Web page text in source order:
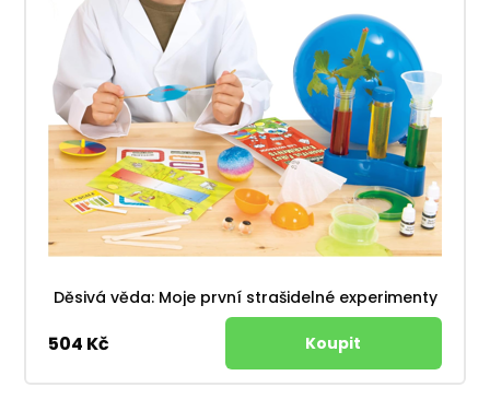
Děsivá věda: Moje první strašidelné experimenty
504 Kč